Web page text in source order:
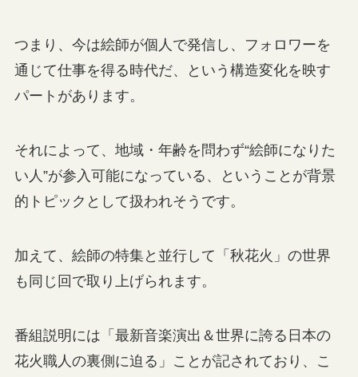
つまり、今は絵師が個人で発信し、フォロワーを
通じて仕事を得る時代だ、という構造変化を映す
パートがあります。
それによって、地域・年齢を問わず“絵師になりた
い人”が参入可能になっている、ということが背景
的トピックとして扱われそうです。
加えて、絵師の特集と並行して「秋花火」の世界
も同じ回で取り上げられます。
番組説明には「最新音楽演出＆世界に誇る日本の
花火職人の裏側に迫る」ことが記されており、こ